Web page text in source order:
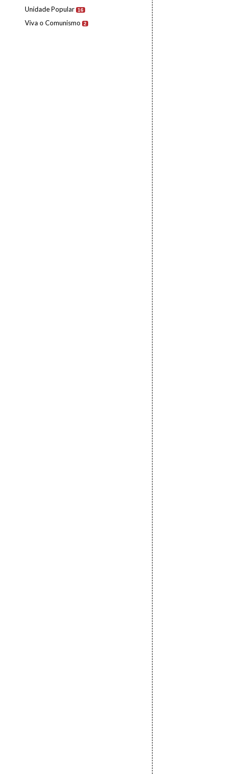
Unidade Popular 16
Viva o Comunismo 2